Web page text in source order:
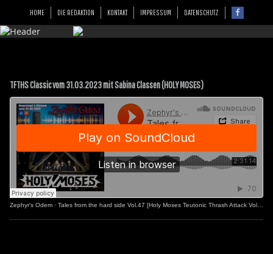
HOME DIE REDAKTION KONTAKT IMPRESSUM DATENSCHUTZ
TFTHS Classic vom 31.03.2023 mit Sabina Classen (HOLY MOSES)
Zephyr's Odem · Tales from the hard side Vol.47 [Holy Moses Teutonic Thrash Attack Vol.2]